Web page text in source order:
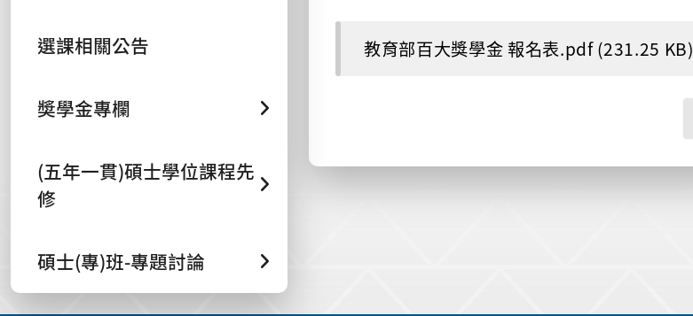
選課相關公告
奬學金專欄
(五年一貫)碩士學位課程先
修
碩士(專)班-專題討論
教育部百大獎學金 報名表.pdf (231.25 KB)